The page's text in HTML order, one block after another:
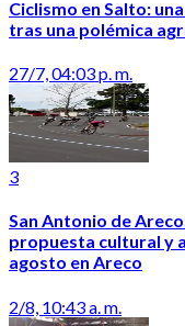
Ciclismo en Salto:
tras una polémica
27/7, 04:03 p. m.
3
San Antonio de
propuesta cultural y
agosto en Areco
2/8, 10:43 a. m.